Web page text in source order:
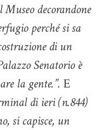
decorandone
perché si sa
di un
Senatorio è
la gente.”. E
di ieri (n.844)
si capisce, un